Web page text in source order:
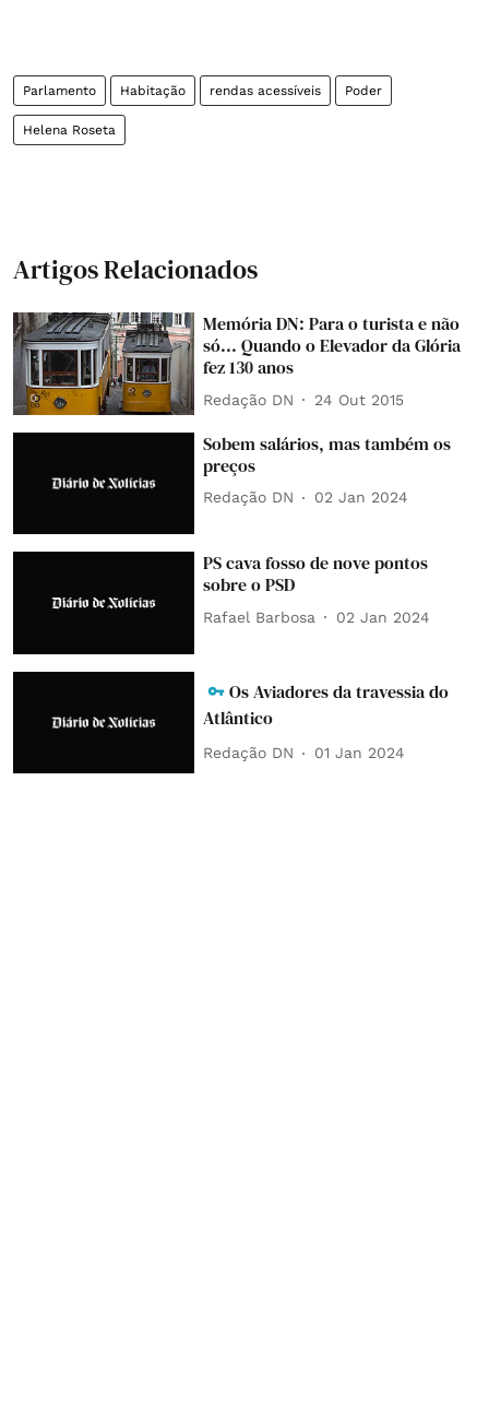
Parlamento Habitação rendas acessíveis Poder
Helena Roseta
Artigos Relacionados
Memória DN: Para o turista e não
só... Quando o Elevador da Glória
fez 130 anos
Redação DN 24 Out 2015
Sobem salários, mas também os
preços
Redação DN 02 Jan 2024
PS cava fosso de nove pontos
sobre o PSD
Rafael Barbosa 02 Jan 2024
Os Aviadores da travessia do
Atlântico
Redação DN 01 Jan 2024